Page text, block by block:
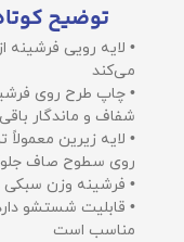
توضیح
• لایه رویی
می‌کند
• چاپ طرح روی
شفاف و ماندگار
• لایه زیرین
روی سطوح صاف
• فرشینه وزن سبکی
• قابلیت شستشو
مناسب است